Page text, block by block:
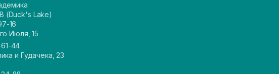
(Duck's Lake)
16
Июля, 15
44
и Гудачека, 23